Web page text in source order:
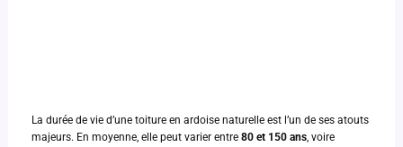
La durée de vie d’une toiture en ardoise naturelle est l’un de ses atouts
majeurs. En moyenne, elle peut varier entre80 et 150 ans, voire